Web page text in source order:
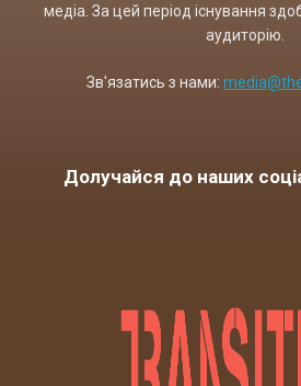
медіа. За цей період існування
аудиторію.
Зв'язатись з нами:
Долучайся до наших